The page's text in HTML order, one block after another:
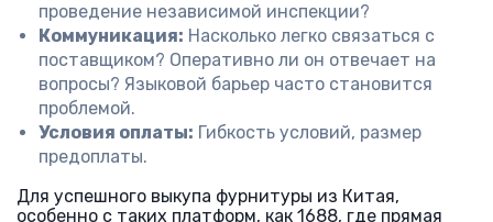
проведение независимой инспекции?
Коммуникация: Насколько легко связаться с
поставщиком? Оперативно ли он отвечает на
вопросы? Языковой барьер часто становится
проблемой.
Условия оплаты: Гибкость условий, размер
предоплаты.
Для успешного выкупа фурнитуры из Китая,
особенно с таких платформ, как 1688, где прямая